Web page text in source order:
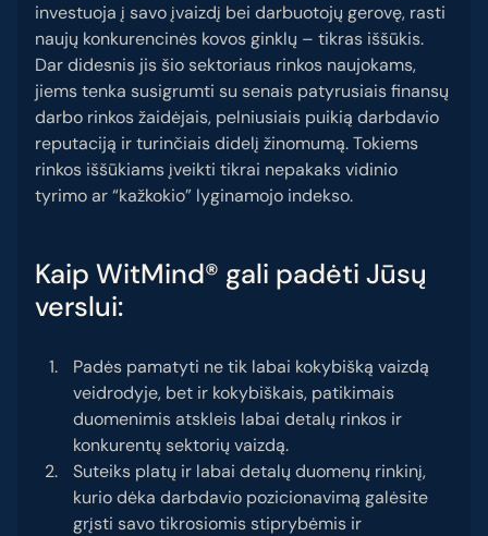
investuoja į savo įvaizdį bei darbuotojų gerovę, rasti
naujų konkurencinės kovos ginklų – tikras iššūkis.
Dar didesnis jis šio sektoriaus rinkos naujokams,
jiems tenka susigrumti su senais patyrusiais finansų
darbo rinkos žaidėjais, pelniusiais puikią darbdavio
reputaciją ir turinčiais didelį žinomumą. Tokiems
rinkos iššūkiams įveikti tikrai nepakaks vidinio
tyrimo ar “kažkokio” lyginamojo indekso.
Kaip WitMind® gali padėti Jūsų
verslui:
Padės pamatyti ne tik labai kokybišką vaizdą
veidrodyje, bet ir kokybiškais, patikimais
duomenimis atskleis labai detalų rinkos ir
konkurentų sektorių vaizdą.
Suteiks platų ir labai detalų duomenų rinkinį,
kurio dėka darbdavio pozicionavimą galėsite
grįsti savo tikrosiomis stiprybėmis ir